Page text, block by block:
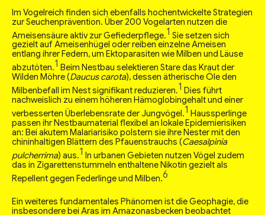
Im Vogelreich finden sich ebenfalls hochentwickelte Strategien
zur Seuchenprävention. Über 200 Vogelarten nutzen die
Ameisensäure aktiv zur Gefiederpflege.1 Sie setzen sich
gezielt auf Ameisenhügel oder reiben einzelne Ameisen
entlang ihrer Federn, um Ektoparasiten wie Milben und Läuse
abzutöten.1 Beim Nestbau selektieren Stare das Kraut der
Wilden Möhre (Daucus carota), dessen ätherische Öle den
Milbenbefall im Nest signifikant reduzieren.1 Dies führt
nachweislich zu einem höheren Hämoglobingehalt und einer
verbesserten Überlebensrate der Jungvögel.1 Haussperlinge
passen ihr Nestbaumaterial flexibel an lokale Epidemierisiken
an: Bei akutem Malariarisiko polstern sie ihre Nester mit den
chininhaltigen Blättern des Pfauenstrauchs (Caesalpinia
pulcherrima) aus.1 In urbanen Gebieten nutzen Vögel zudem
das in Zigarettenstummeln enthaltene Nikotin gezielt als
Repellent gegen Federlinge und Milben.6
Ein weiteres fundamentales Phänomen ist die Geophagie, die
insbesondere bei Aras im Amazonasbecken beobachtet